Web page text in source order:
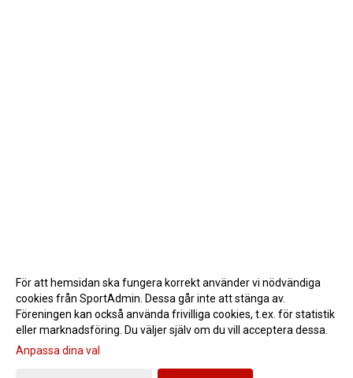
Gå till Webbversion
För att hemsidan ska fungera korrekt använder vi nödvändiga
cookies från SportAdmin. Dessa går inte att stänga av.
Föreningen kan också använda frivilliga cookies, t.ex. för statistik
eller marknadsföring. Du väljer själv om du vill acceptera dessa.
Anpassa dina val